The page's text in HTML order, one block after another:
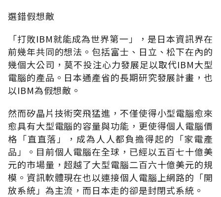
選錯假想敵
「打敗IBM就能成為世界第一」，是日本資訊界在
前幾年共同的想法。包括富士、日立、松下在內的
幾個大公司，莫不投注心力發展足以取代IBM大型
電腦的產品。日本通產省的長期研究發展計畫，也
以IBM為假想敵。
然而矽晶片技術突飛猛進，不僅使得小型電腦愈來
愈具有大型電腦的容量與功能，更使得個人電腦價
格「直直落」，成為人人都負擔得起的「家電產
品」。目前個人電腦在全球，已經以五百七十億美
元的市場量，超越了大型電腦二百六十億美元的規
模。資訊軟體現在也以連接個人電腦上網路的「開
放系統」為主流，而日本走的卻是封閉式系統。